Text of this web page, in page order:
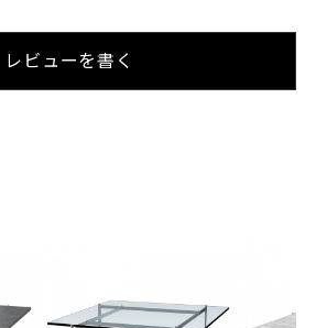
レビューを書く